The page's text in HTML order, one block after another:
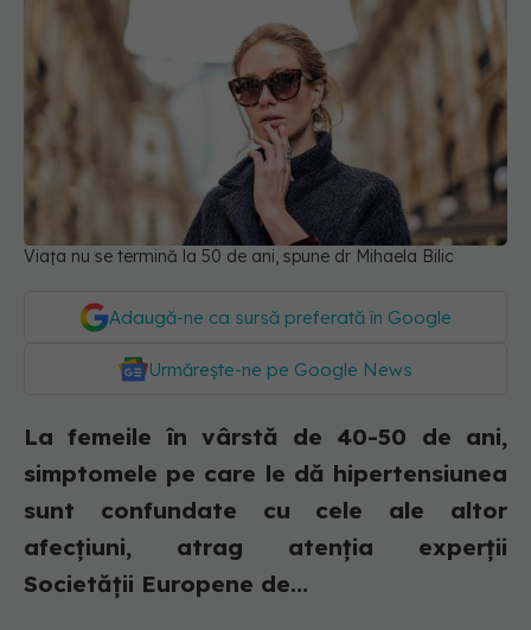
Viața nu se termină la 50 de ani, spune dr Mihaela Bilic
Adaugă-ne ca sursă preferată în Google
Urmărește-ne pe Google News
La femeile în vârstă de 40-50 de ani,
simptomele pe care le dă hipertensiunea
sunt confundate cu cele ale altor
afecțiuni, atrag atenția experții
Societății Europene de...